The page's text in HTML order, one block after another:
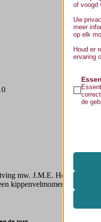
mw. J.M.E. Heijmen als
kippenvelmoment’ aldus
of voogd
Uw
meer
op elk
Houd er
ervaring
de
Deze